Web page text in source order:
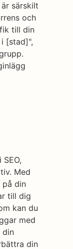
särskilt
och
till din
[stad]",
Med
på din
till dig
kan du
med
din
din